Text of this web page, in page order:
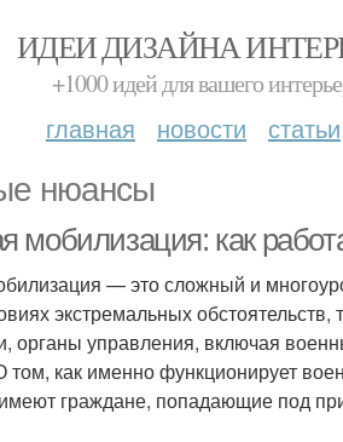
ИДЕИ ДИЗАЙНА
+1000 идей для вашего
главная новости статьи
нюансы
мобилизация: как
— это сложный и
экстремальных
органы управления, включая
том, как именно функционирует
граждане, попадающие под